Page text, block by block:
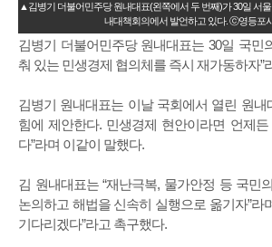
▲김병기 더불어민주당 원내대표(왼쪽에서 두 번째)가 30일 서
내대책회의에서 발언하고 있다. ⓒ영등포
김병기 더불어민주당 원내대표는 30일 국민
춰 있는 민생경제 협의체를 즉시 재가동하자”
김병기 원내대표는 이날 국회에서 열린 원내
힘에 제안한다. 민생경제 현안이라면 언제
다”라며 이같이 말했다.
김 원내대표는 “재난극복, 물가안정 등 국민
논의하고 해법을 신속히 실행으로 옮기자”라
기다리겠다”라고 촉구했다.